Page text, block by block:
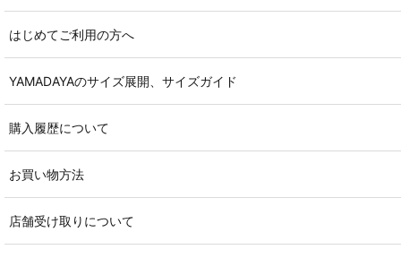
はじめてご利用の方へ
YAMADAYAのサイズ展開、サイズガイド
購入履歴について
お買い物方法
店舗受け取りについて